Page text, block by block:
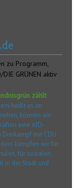
zu Programm,
GRÜNEN aktiv
zählt
heißt es im
können wir
eine AfD-
mit CDU
kämpfen wir für
für sozialen
in der Stadt und